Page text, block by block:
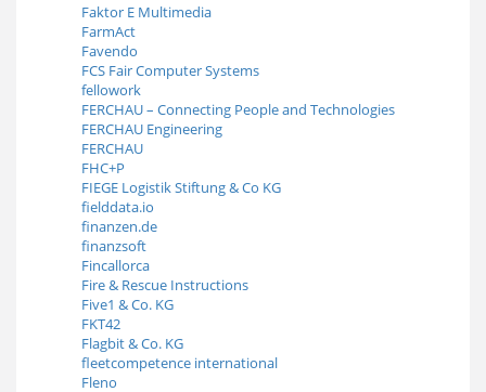
Faktor E Multimedia
FarmAct
Favendo
FCS Fair Computer Systems
fellowork
FERCHAU – Connecting People and Technologies
FERCHAU Engineering
FERCHAU
FHC+P
FIEGE Logistik Stiftung & Co KG
fielddata.io
finanzen.de
finanzsoft
Fincallorca
Fire & Rescue Instructions
Five1 & Co. KG
FKT42
Flagbit & Co. KG
fleetcompetence international
Fleno